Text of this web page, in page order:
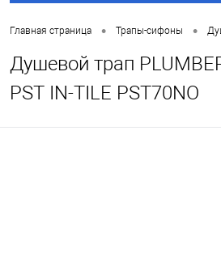
Главная страница • Трапы-сифоны •
Душевой трап
PST IN-TILE PST70NO